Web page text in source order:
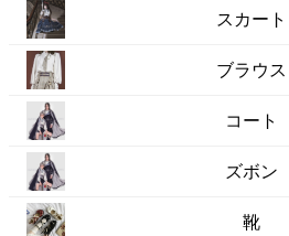
スカート
ブラウス
コート
ズボン
靴